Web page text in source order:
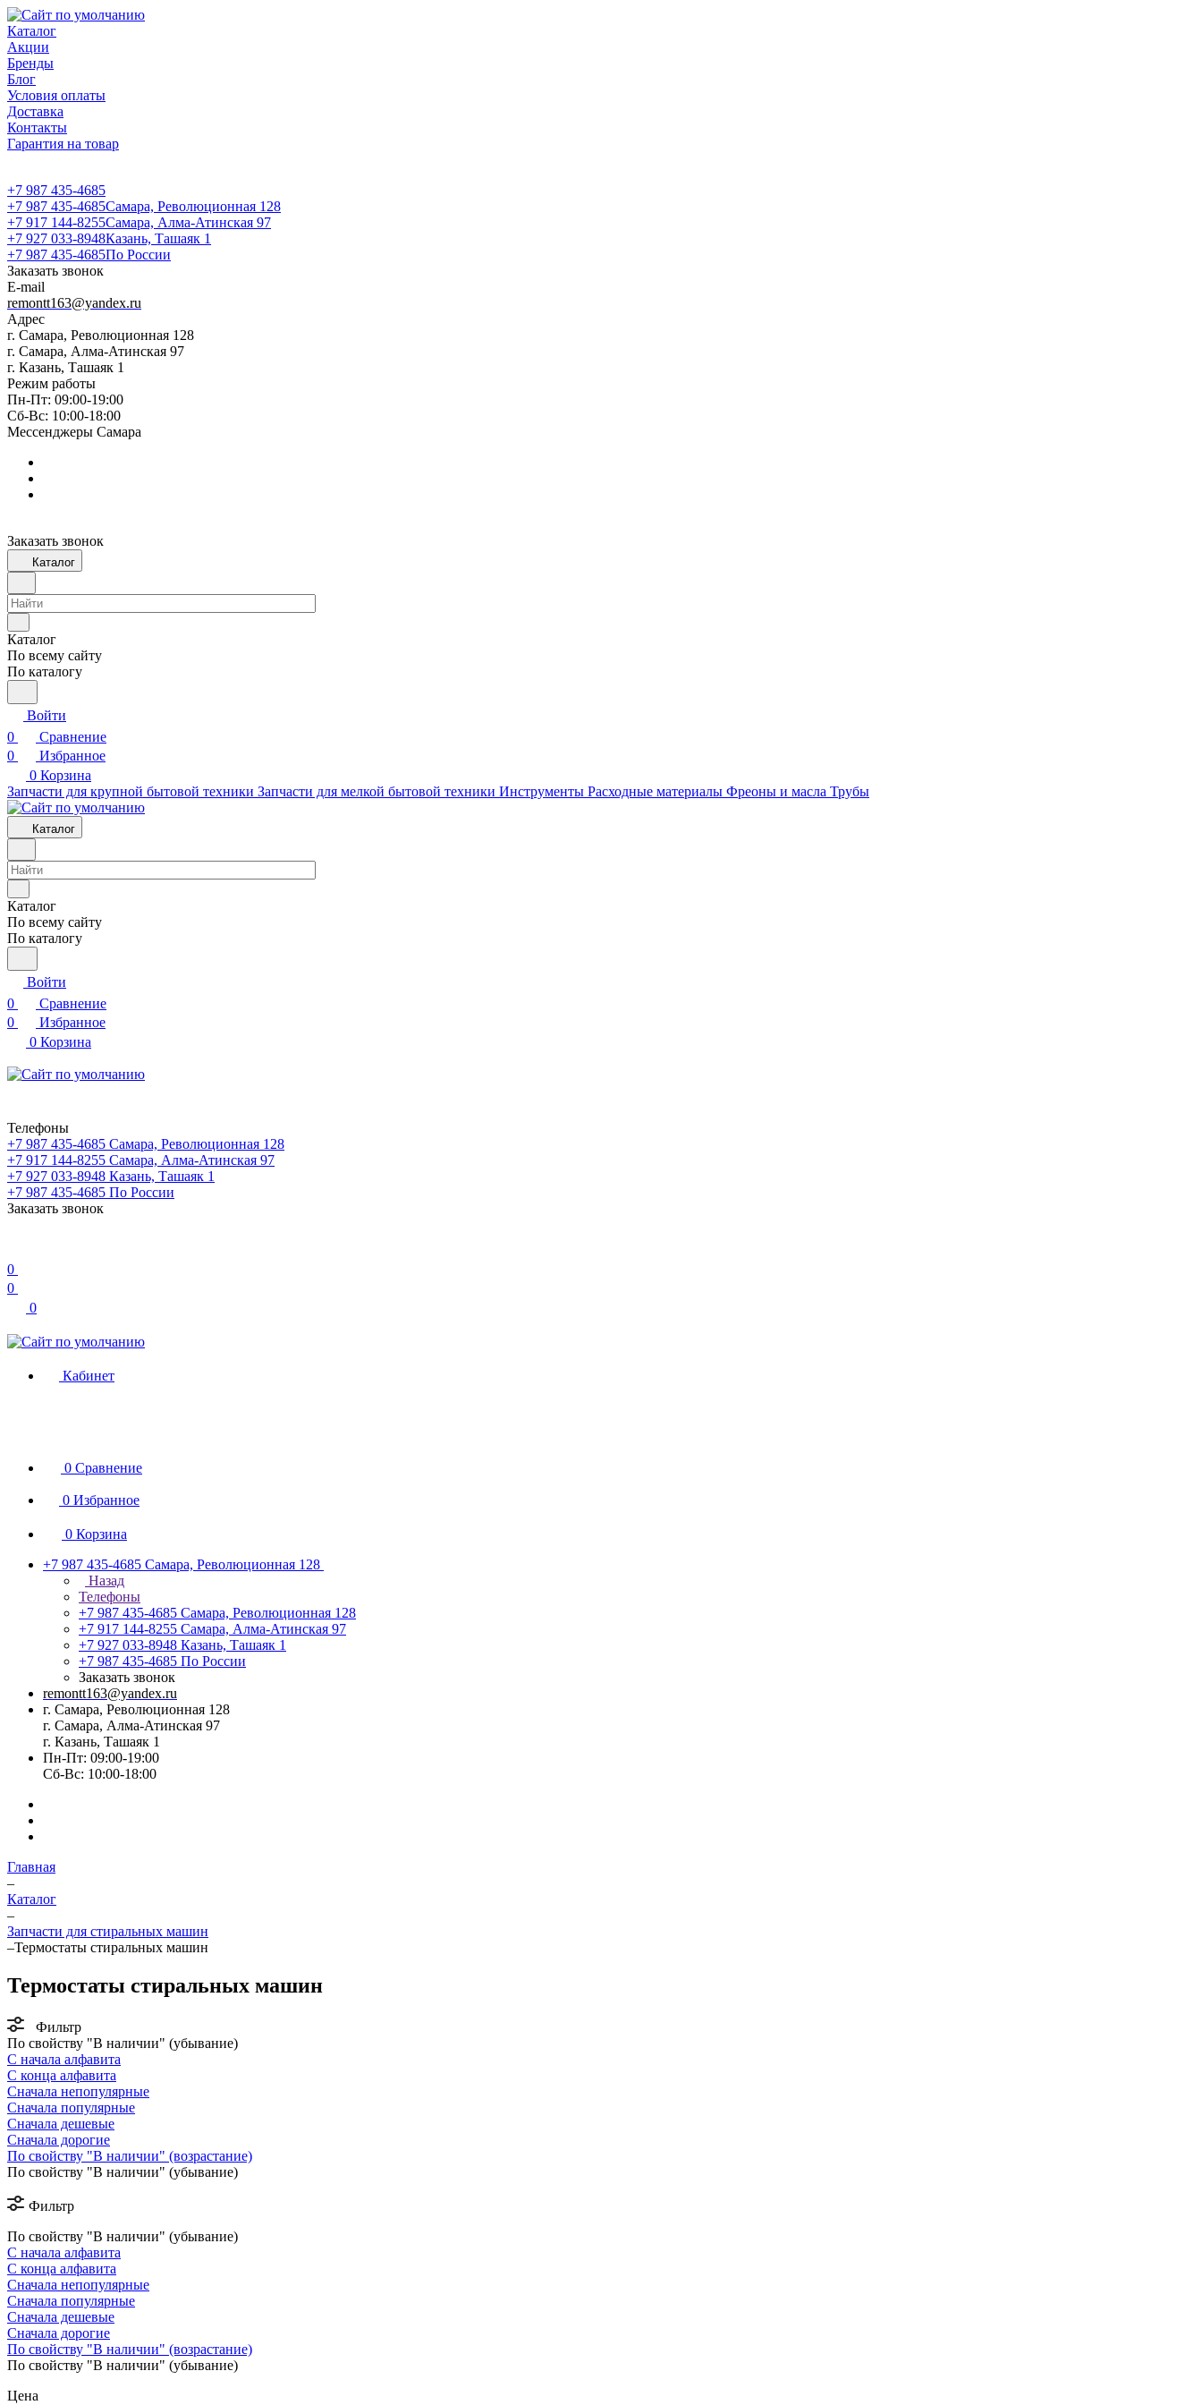
Каталог
Акции
Бренды
Блог
Условия оплаты
Доставка
Контакты
Гарантия на товар
+7 987 435-4685
+7 987 435-4685Самара, Революционная 128
+7 917 144-8255Самара, Алма-Атинская 97
+7 927 033-8948Казань, Ташаяк 1
+7 987 435-4685По России
Заказать звонок
E-mail
remontt163@yandex.ru
Адрес
г. Самара, Революционная 128
г. Самара, Алма-Атинская 97
г. Казань, Ташаяк 1
Режим работы
Пн-Пт: 09:00-19:00
Сб-Вс: 10:00-18:00
Мессенджеры Самара
Заказать звонок
Каталог
Каталог
По всему сайту
По каталогу
Войти
0
Сравнение
0
Избранное
0 Корзина
Запчасти для крупной бытовой техники Запчасти для мелкой бытовой техники Инструменты Расходные материалы Фреоны и масла Трубы
Каталог
Каталог
По всему сайту
По каталогу
Войти
0
Сравнение
0
Избранное
0 Корзина
Телефоны
+7 987 435-4685 Самара, Революционная 128
+7 917 144-8255 Самара, Алма-Атинская 97
+7 927 033-8948 Казань, Ташаяк 1
+7 987 435-4685 По России
Заказать звонок
0
0
0
Кабинет
0 Сравнение
0 Избранное
0 Корзина
+7 987 435-4685 Самара, Революционная 128
Назад
Телефоны
+7 987 435-4685 Самара, Революционная 128
+7 917 144-8255 Самара, Алма-Атинская 97
+7 927 033-8948 Казань, Ташаяк 1
+7 987 435-4685 По России
Заказать звонок
remontt163@yandex.ru
г. Самара, Революционная 128
г. Самара, Алма-Атинская 97
г. Казань, Ташаяк 1
Пн-Пт: 09:00-19:00
Сб-Вс: 10:00-18:00
Главная
–
Каталог
–
Запчасти для стиральных машин
–Термостаты стиральных машин
Термостаты стиральных машин
Фильтр
По свойству "В наличии" (убывание)
С начала алфавита
С конца алфавита
Сначала непопулярные
Сначала популярные
Сначала дешевые
Сначала дорогие
По свойству "В наличии" (возрастание)
По свойству "В наличии" (убывание)
Фильтр
По свойству "В наличии" (убывание)
С начала алфавита
С конца алфавита
Сначала непопулярные
Сначала популярные
Сначала дешевые
Сначала дорогие
По свойству "В наличии" (возрастание)
По свойству "В наличии" (убывание)
Цена